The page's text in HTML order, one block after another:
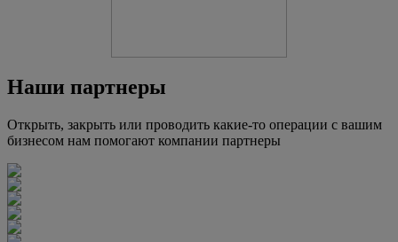
Наши партнеры
Открыть, закрыть или проводить какие-то операции с вашим
бизнесом нам помогают компании партнеры